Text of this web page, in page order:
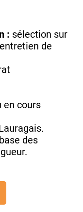
: sélection sur
de
en cours
des